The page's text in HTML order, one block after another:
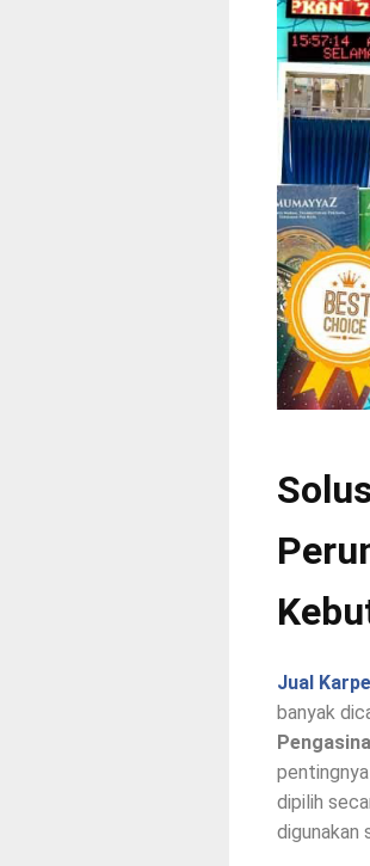
Jual
banyak
dipilih
digunakan